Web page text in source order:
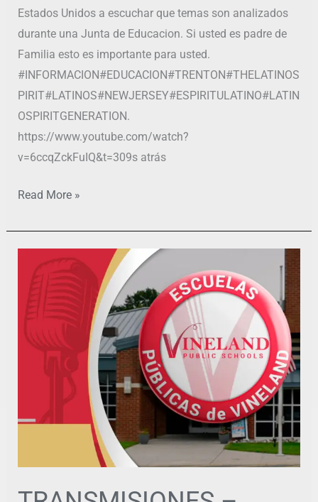
Estados Unidos a escuchar que temas son analizados
durante una Junta de Educacion. Si usted es padre de
Familia esto es importante para usted.
#INFORMACION#EDUCACION#TRENTON#THELATINOS
PIRIT#LATINOS#NEWJERSEY#ESPIRITULATINO#LATIN
OSPIRITGENERATION.
https://www.youtube.com/watch?
v=6ccqZckFuIQ&t=309s atrás
Read More »
TRANSMISIONES
Escuelas
Publicas
de
Vineland-